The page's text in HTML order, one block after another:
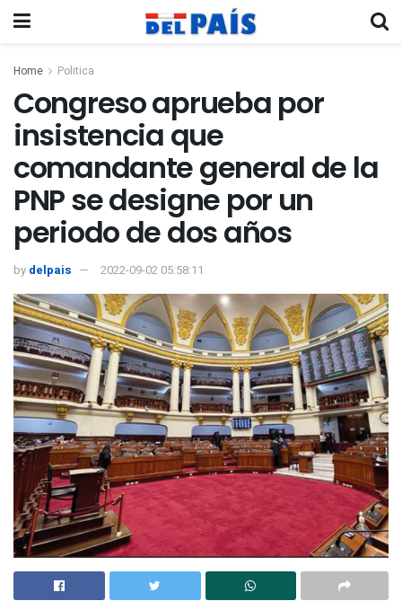
Home Politica
Congreso aprueba por
insistencia que
comandante general de la
PNP se designe por un
periodo de dos años
by delpais 2022-09-02 05:58:11